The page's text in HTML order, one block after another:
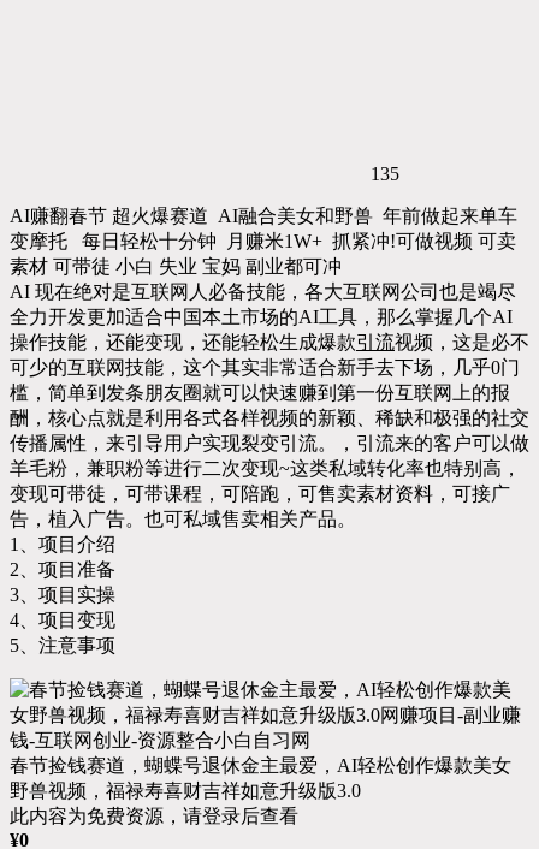
135
AI赚翻春节 超火爆赛道 AI融合美女和野兽 年前做起来单车
变摩托 每日轻松十分钟 月赚米1W+ 抓紧冲!可做视频 可卖
素材 可带徒 小白 失业 宝妈 副业都可冲
AI 现在绝对是互联网人必备技能，各大互联网公司也是竭尽
全力开发更加适合中国本土市场的AI工具，那么掌握几个AI
操作技能，还能变现，还能轻松生成爆款引流视频，这是必不
可少的互联网技能，这个其实非常适合新手去下场，几乎0门
槛，简单到发条朋友圈就可以快速赚到第一份互联网上的报
酬，核心点就是利用各式各样视频的新颖、稀缺和极强的社交
传播属性，来引导用户实现裂变引流。，引流来的客户可以做
羊毛粉，兼职粉等进行二次变现~这类私域转化率也特别高，
变现可带徒，可带课程，可陪跑，可售卖素材资料，可接广
告，植入广告。也可私域售卖相关产品。
1、项目介绍
2、项目准备
3、项目实操
4、项目变现
5、注意事项
春节捡钱赛道，蝴蝶号退休金主最爱，AI轻松创作爆款美女
野兽视频，福禄寿喜财吉祥如意升级版3.0
此内容为免费资源，请登录后查看
¥0